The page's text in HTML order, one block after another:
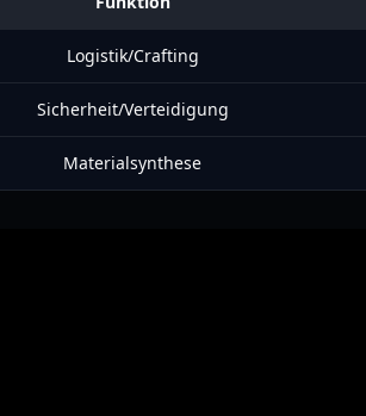
Logistik/Crafting
Sicherheit/Verteidigung
Materialsynthese